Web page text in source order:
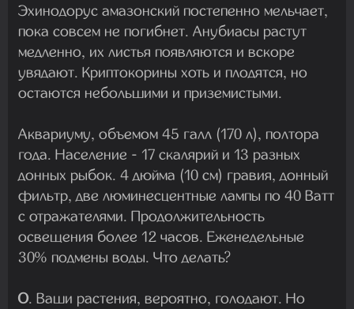
Эхинодорус амазонский постепенно мельчает,
пока совсем не погибнет. Анубиасы растут
медленно, их листья появляются и вскоре
увядают. Криптокорины хоть и плодятся, но
остаются небольшими и приземистыми.
Аквариуму, объемом 45 галл (170 л), полтора
года. Население - 17 скалярий и 13 разных
донных рыбок. 4 дюйма (10 см) гравия, донный
фильтр, две люминесцентные лампы по 40 Ватт
с отражателями. Продолжительность
освещения более 12 часов. Еженедельные
30% подмены воды. Что делать?
О. Ваши растения, вероятно, голодают. Но